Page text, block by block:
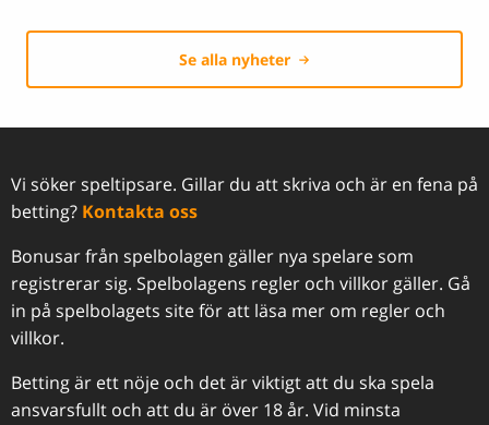
Se alla nyheter
Vi söker speltipsare. Gillar du att skriva och är en fena på
betting? Kontakta oss
Bonusar från spelbolagen gäller nya spelare som
registrerar sig. Spelbolagens regler och villkor gäller. Gå
in på spelbolagets site för att läsa mer om regler och
villkor.
Betting är ett nöje och det är viktigt att du ska spela
ansvarsfullt och att du är över 18 år. Vid minsta